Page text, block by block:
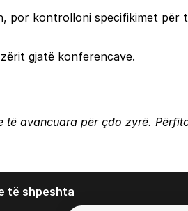
por kontrolloni specifikimet për
gjatë konferencave.
avancuara për çdo zyrë.
të shpeshta